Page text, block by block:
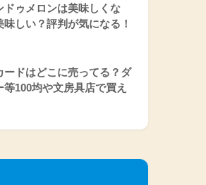
ドゥメロンは美味しくな
味しい？評判が気になる！
ードはどこに売ってる？ダ
等100均や文房具店で買え